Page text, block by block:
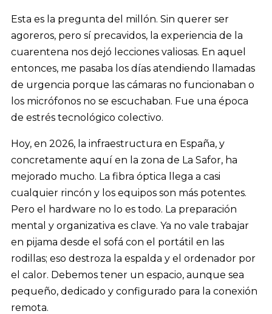
Esta es la pregunta del millón. Sin querer ser
agoreros, pero sí precavidos, la experiencia de la
cuarentena nos dejó lecciones valiosas. En aquel
entonces, me pasaba los días atendiendo llamadas
de urgencia porque las cámaras no funcionaban o
los micrófonos no se escuchaban. Fue una época
de estrés tecnológico colectivo.
Hoy, en 2026, la infraestructura en España, y
concretamente aquí en la zona de La Safor, ha
mejorado mucho. La fibra óptica llega a casi
cualquier rincón y los equipos son más potentes.
Pero el hardware no lo es todo. La preparación
mental y organizativa es clave. Ya no vale trabajar
en pijama desde el sofá con el portátil en las
rodillas; eso destroza la espalda y el ordenador por
el calor. Debemos tener un espacio, aunque sea
pequeño, dedicado y configurado para la conexión
remota.